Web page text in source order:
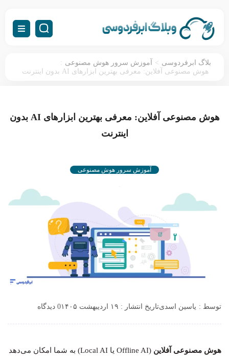
بلاگ ابرفردوسی > آموزش سرور هوش مصنوعی :
هوش مصنوعی آفلاین: معرفی بهترین ابزارهای AI بدون اینترنت
هوش مصنوعی آفلاین: معرفی بهترین ابزارهای AI بدون
اینترنت
آموزش سرور هوش مصنوعی
توسط : یاسین اسدیتاریخ انتشار : ۱۹ اردیبهشت ۱۴۰۵ 0 دیدگاه
هوش مصنوعی آفلاین (Offline AI یا Local AI) به شما امکان می‌دهد